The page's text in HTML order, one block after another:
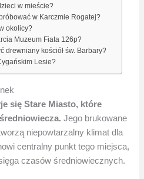
w mieście?
w Karczmie Rogatej?
okolicy?
Muzeum Fiata 126p?
drewniany kościół św. Barbary?
Lesie?
się Stare Miasto, które
Jego brukowane
niepowtarzalny klimat dla
centralny punkt tego miejsca,
czasów średniowiecznych.